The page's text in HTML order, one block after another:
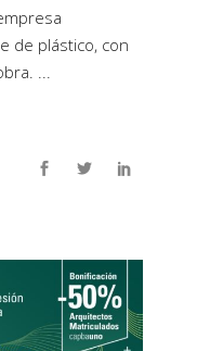
de plástico, con